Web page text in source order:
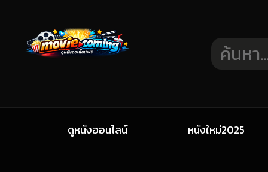
ดูหนังออนไลน์ หนังใหม่2025